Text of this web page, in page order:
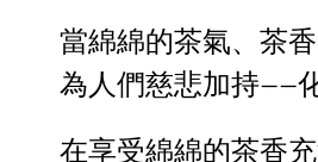
當綿綿的茶氣、茶
為人們慈悲加持——
在享受綿綿的茶香